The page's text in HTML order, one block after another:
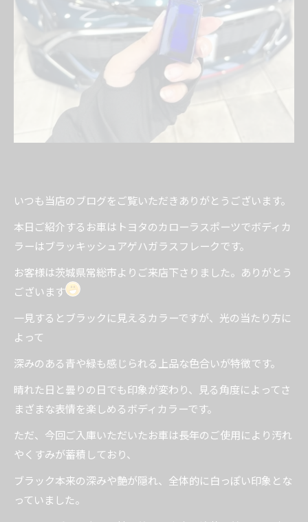
いつも当店のブログをご覧いただきありがとうございます。
本日ご紹介するお車はトヨタのカローラスポーツでボディカ
ラーはブラッキッシュアゲハガラスフレークです。
お客様は茨城県常総市よりご来店下さりました。ありがとう
ございます
一見するとブラックに見えるカラーですが、光の当たり方に
よって
深みのある青や緑も感じられる上品な色合いが特徴です。
晴れた日と曇りの日でも印象が変わり、見る角度によってさ
まざまな表情を楽しめるボディカラーです。
ただ、今回ご入庫いただいたお車は長年のご使用により汚れ
やくすみが蓄積しており、
ブラック本来の深みや艶が隠れ、全体的に白っぽい印象とな
っていました。